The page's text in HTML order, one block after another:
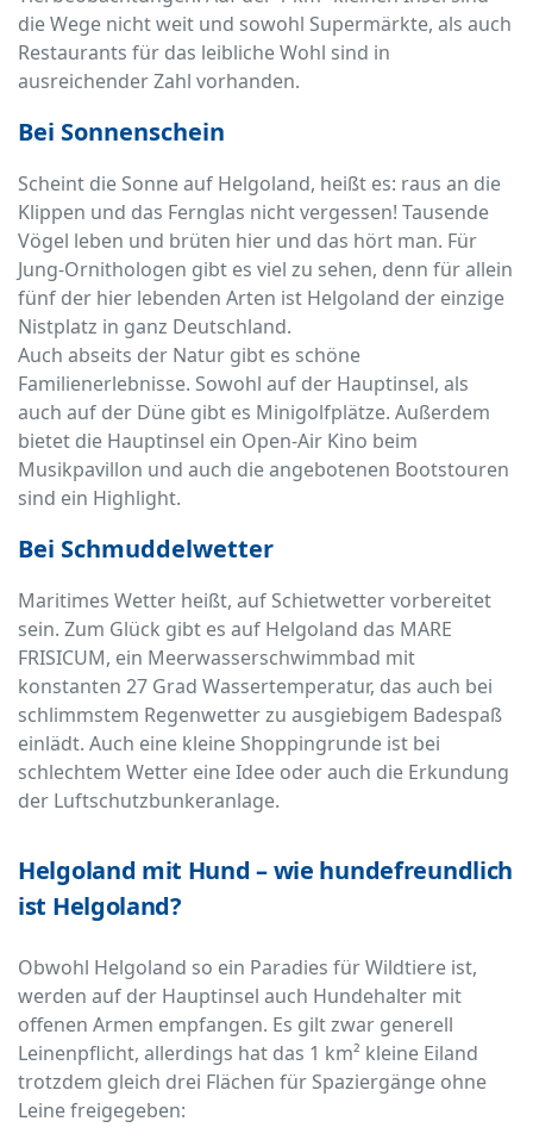
die Wege nicht weit und sowohl Supermärkte, als auch
Restaurants für das leibliche Wohl sind in
ausreichender Zahl vorhanden.
Bei Sonnenschein
Scheint die Sonne auf Helgoland, heißt es: raus an die
Klippen und das Fernglas nicht vergessen! Tausende
Vögel leben und brüten hier und das hört man. Für
Jung-Ornithologen gibt es viel zu sehen, denn für allein
fünf der hier lebenden Arten ist Helgoland der einzige
Nistplatz in ganz Deutschland.
Auch abseits der Natur gibt es schöne
Familienerlebnisse. Sowohl auf der Hauptinsel, als
auch auf der Düne gibt es Minigolfplätze. Außerdem
bietet die Hauptinsel ein Open-Air Kino beim
Musikpavillon und auch die angebotenen Bootstouren
sind ein Highlight.
Bei Schmuddelwetter
Maritimes Wetter heißt, auf Schietwetter vorbereitet
sein. Zum Glück gibt es auf Helgoland das MARE
FRISICUM, ein Meerwasserschwimmbad mit
konstanten 27 Grad Wassertemperatur, das auch bei
schlimmstem Regenwetter zu ausgiebigem Badespaß
einlädt. Auch eine kleine Shoppingrunde ist bei
schlechtem Wetter eine Idee oder auch die Erkundung
der Luftschutzbunkeranlage.
Helgoland mit Hund – wie hundefreundlich
ist Helgoland?
Obwohl Helgoland so ein Paradies für Wildtiere ist,
werden auf der Hauptinsel auch Hundehalter mit
offenen Armen empfangen. Es gilt zwar generell
Leinenpflicht, allerdings hat das 1 km² kleine Eiland
trotzdem gleich drei Flächen für Spaziergänge ohne
Leine freigegeben: